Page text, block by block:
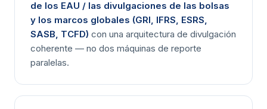
de los EAU / las divulgaciones de las bolsas
y los marcos globales (GRI, IFRS, ESRS,
SASB, TCFD) con una arquitectura de divulgación
coherente — no dos máquinas de reporte
paralelas.